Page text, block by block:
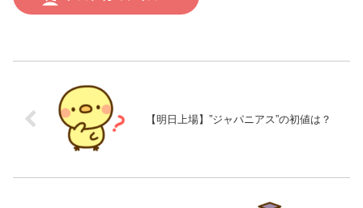
【明日上場】”ジャパニアス”の初値は？